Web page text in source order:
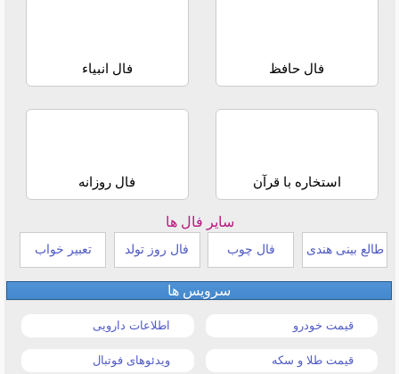
فال حافظ فال انبیاء
استخاره با قرآن فال روزانه
سایر فال ها
طالع بینی هندی فال چوب فال روز تولد تعبیر خواب
سرویس ها
قیمت خودرو اطلاعات دارویی
قیمت طلا و سکه ویدئوهای فوتبال